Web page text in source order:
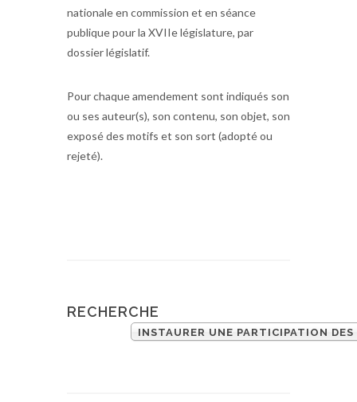
nationale en commission et en séance
publique pour la XVIIe législature, par
dossier législatif.
Pour chaque amendement sont indiqués son
ou ses auteur(s), son contenu, son objet, son
exposé des motifs et son sort (adopté ou
rejeté).
RECHERCHE
INSTAURER UNE PARTICIPATION